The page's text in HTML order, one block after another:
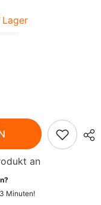
an
Minuten!